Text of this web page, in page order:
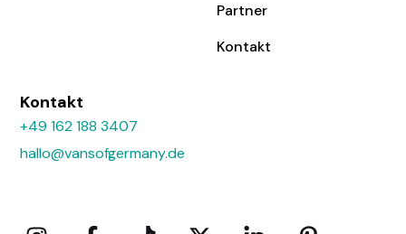
Partner
Kontakt
Kontakt
+49 162 188 3407
hallo@vansofgermany.de